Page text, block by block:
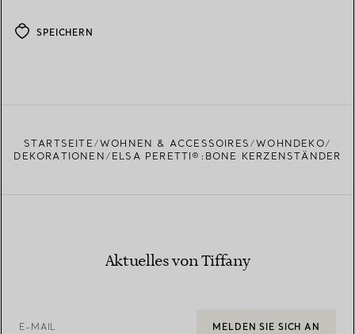
SPEICHERN
STARTSEITE WOHNEN & ACCESSOIRES
WOHNDEKO
DEKORATIONEN
ELSA PERETTI®:BONE KERZENSTÄNDER
Aktuelles von Tiffany
E-MAIL MELDEN SIE SICH AN